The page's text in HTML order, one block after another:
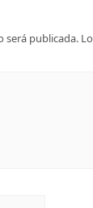
será publicada.